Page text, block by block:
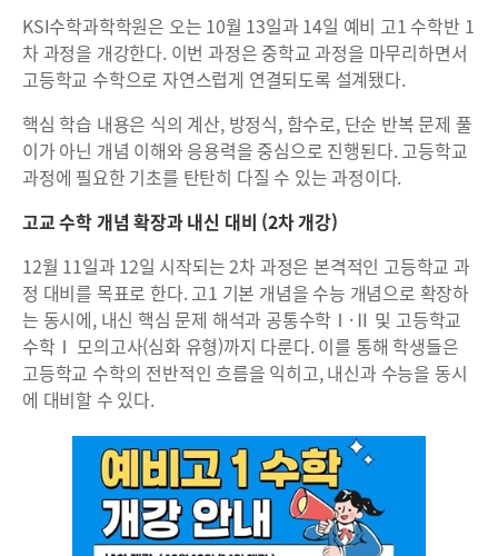
KSI수학과학학원은 오는 10월 13일과 14일 예비 고1 수학반 1
차 과정을 개강한다. 이번 과정은 중학교 과정을 마무리하면서
고등학교 수학으로 자연스럽게 연결되도록 설계됐다.
핵심 학습 내용은 식의 계산, 방정식, 함수로, 단순 반복 문제 풀
이가 아닌 개념 이해와 응용력을 중심으로 진행된다. 고등학교
과정에 필요한 기초를 탄탄히 다질 수 있는 과정이다.
고교 수학 개념 확장과 내신 대비 (2차 개강)
12월 11일과 12일 시작되는 2차 과정은 본격적인 고등학교 과
정 대비를 목표로 한다. 고1 기본 개념을 수능 개념으로 확장하
는 동시에, 내신 핵심 문제 해석과 공통수학Ⅰ·Ⅱ 및 고등학교
수학Ⅰ 모의고사(심화 유형)까지 다룬다. 이를 통해 학생들은
고등학교 수학의 전반적인 흐름을 익히고, 내신과 수능을 동시
에 대비할 수 있다.